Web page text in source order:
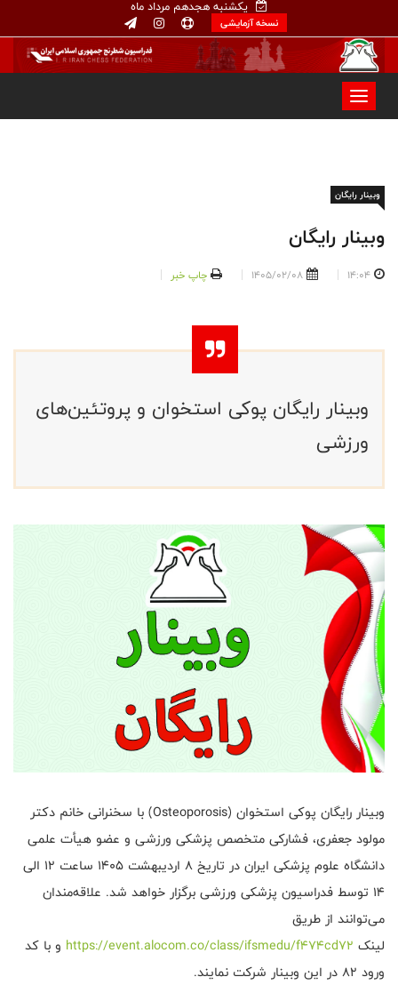
یکشنبه هجدهم مرداد ماه
نسخه آزمایشی
وبینار رایگان
وبینار رایگان
14:04
1405/02/08 چاپ خبر
وبینار رایگان پوکی استخوان و پروتئین‌های
ورزشی
وبینار رایگان پوکی استخوان (Osteoporosis) با سخنرانی خانم دکتر
مولود جعفری، فشارکی متخصص پزشکی ورزشی و عضو هیأت علمی
دانشگاه علوم پزشکی ایران در تاریخ ۸ اردیبهشت ۱۴۰۵ ساعت ۱۲ الی
۱۴ توسط فدراسیون پزشکی ورزشی برگزار خواهد شد. علاقه‌مندان
می‌توانند از طریق
لینک https://event.alocom.co/class/ifsmedu/f474cd72 و با کد
ورود ۸۲ در این وبینار شرکت نمایند.